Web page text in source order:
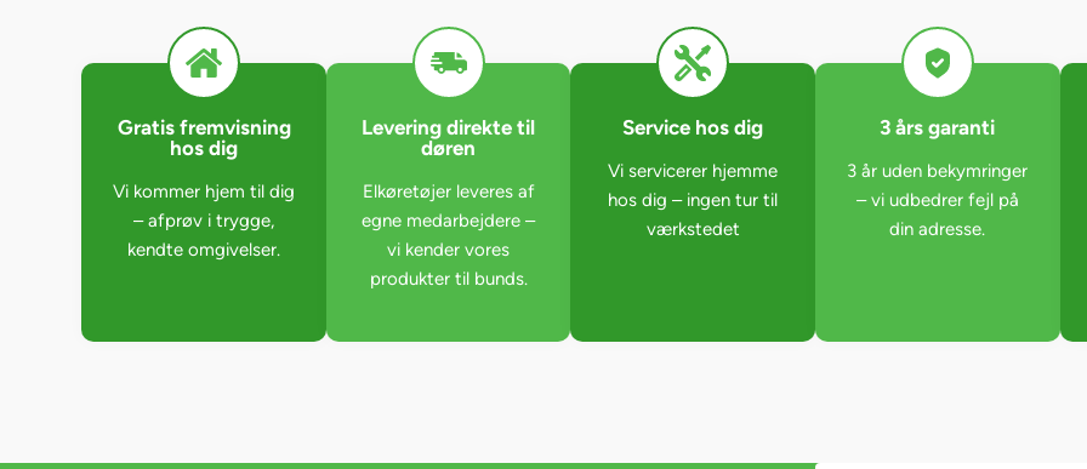
Gratis fremvisning
hos dig
Vi kommer hjem til dig
– afprøv i trygge,
kendte omgivelser.
Levering direkte til
døren
Elkøretøjer leveres af
egne medarbejdere –
vi kender vores
produkter til bunds.
Service hos dig
Vi servicerer hjemme
hos dig – ingen tur til
værkstedet
3 års garanti
3 år uden bekymringer
– vi udbedrer fejl på
din adresse.